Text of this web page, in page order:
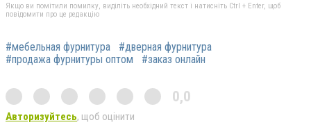
Якщо ви помітили помилку, виділіть необхідний текст і натисніть Ctrl + Enter, щоб
повідомити про це редакцію
#мебельная фурнитура
#дверная фурнитура
#продажа фурнитуры оптом
#заказ онлайн
0,0
Авторизуйтесь, щоб оцінити